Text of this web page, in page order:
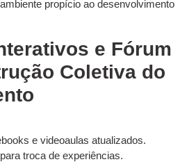
propício ao desenvolvimento
e Fórum
Coletiva do
e videoaulas atualizados.
troca de experiências.